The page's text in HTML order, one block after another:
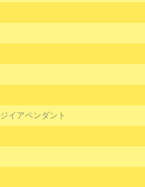
イアペンダント